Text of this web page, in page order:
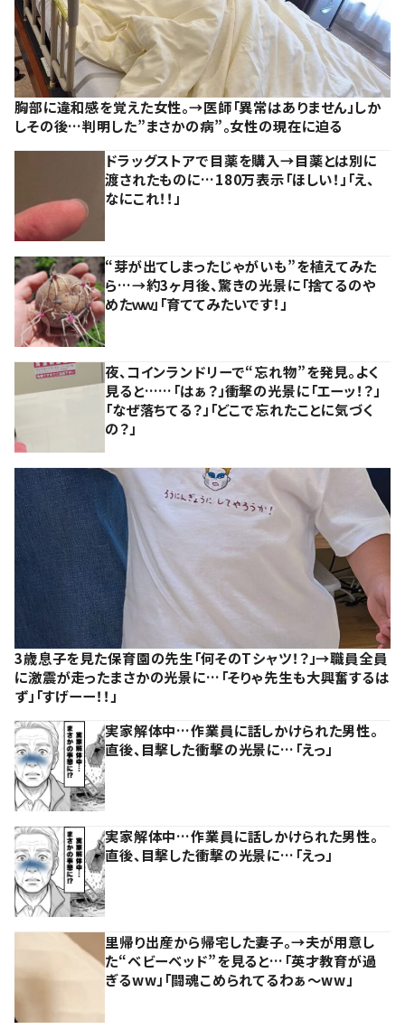
胸部に違和感を覚えた女性。→医師「異常はありません」しか
しその後…判明した”まさかの病”。女性の現在に迫る
ドラッグストアで目薬を購入→目薬とは別に
渡されたものに…180万表示「ほしい！」「え、
なにこれ！！」
“芽が出てしまったじゃがいも”を植えてみた
ら…→約3ヶ月後、驚きの光景に「捨てるのや
めたｗｗ」「育ててみたいです！」
夜、コインランドリーで“忘れ物”を発見。よく
見ると……「はぁ？」衝撃の光景に「エーッ！？」
「なぜ落ちてる？」「どこで忘れたことに気づく
の？」
3歳息子を見た保育園の先生「何そのTシャツ！？」→職員全員
に激震が走ったまさかの光景に…「そりゃ先生も大興奮するは
ず」「すげーー！！」
実家解体中…作業員に話しかけられた男性。
直後、目撃した衝撃の光景に…「えっ」
実家解体中…作業員に話しかけられた男性。
直後、目撃した衝撃の光景に…「えっ」
里帰り出産から帰宅した妻子。→夫が用意し
た“ベビーベッド”を見ると…「英才教育が過
ぎるww」「闘魂こめられてるわぁ～ww」